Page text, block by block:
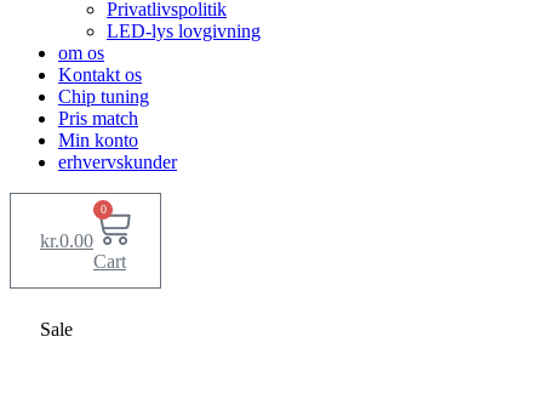
Privatlivspolitik
LED-lys lovgivning
om os
Kontakt os
Chip tuning
Pris match
Min konto
erhvervskunder
kr.0.00
0
Cart
Sale